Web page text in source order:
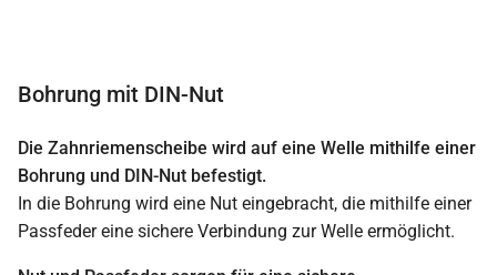
Bohrung mit DIN-Nut
Die Zahnriemenscheibe wird auf eine Welle mithilfe einer
Bohrung und DIN-Nut befestigt.
In die Bohrung wird eine Nut eingebracht, die mithilfe einer
Passfeder eine sichere Verbindung zur Welle ermöglicht.